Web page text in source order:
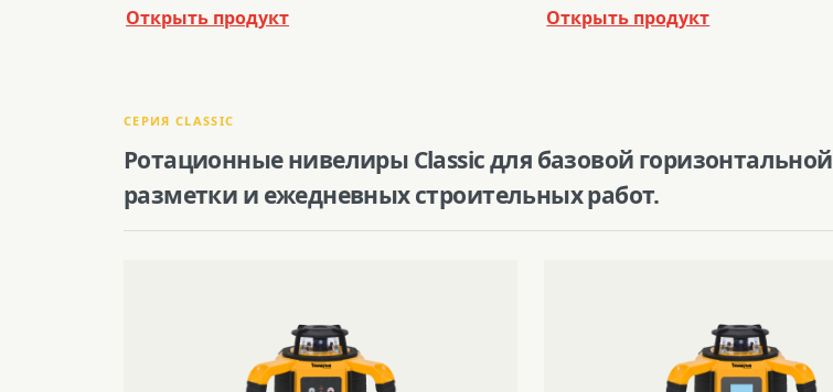
Открыть продукт Открыть продукт
СЕРИЯ CLASSIC
Ротационные нивелиры Classic для базовой горизонтальной
разметки и ежедневных строительных работ.